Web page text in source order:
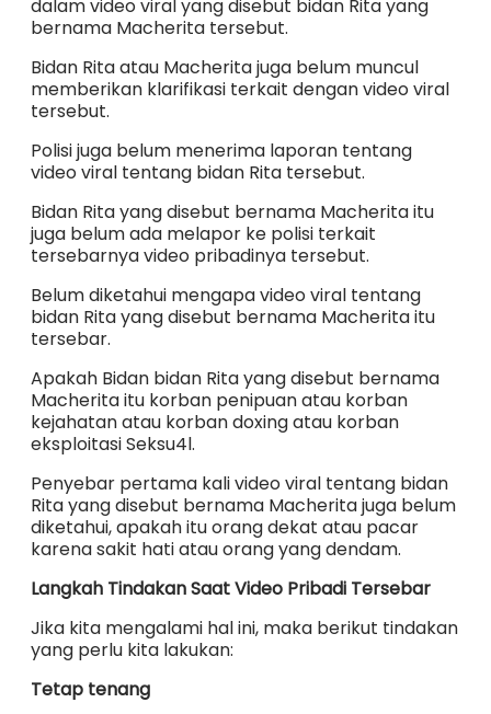
dalam video viral yang disebut bidan Rita yang
bernama Macherita tersebut.
Bidan Rita atau Macherita juga belum muncul
memberikan klarifikasi terkait dengan video viral
tersebut.
Polisi juga belum menerima laporan tentang
video viral tentang bidan Rita tersebut.
Bidan Rita yang disebut bernama Macherita itu
juga belum ada melapor ke polisi terkait
tersebarnya video pribadinya tersebut.
Belum diketahui mengapa video viral tentang
bidan Rita yang disebut bernama Macherita itu
tersebar.
Apakah Bidan bidan Rita yang disebut bernama
Macherita itu korban penipuan atau korban
kejahatan atau korban doxing atau korban
eksploitasi Seksu4l.
Penyebar pertama kali video viral tentang bidan
Rita yang disebut bernama Macherita juga belum
diketahui, apakah itu orang dekat atau pacar
karena sakit hati atau orang yang dendam.
Langkah Tindakan Saat Video Pribadi Tersebar
Jika kita mengalami hal ini, maka berikut tindakan
yang perlu kita lakukan:
Tetap tenang